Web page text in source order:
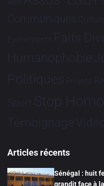
Communiqués Culture
Evénements Faits
Humanophobie
Politiques Projets
Sport Stop
Témoignage
Articles récents
Sénégal : huit
grandit face à